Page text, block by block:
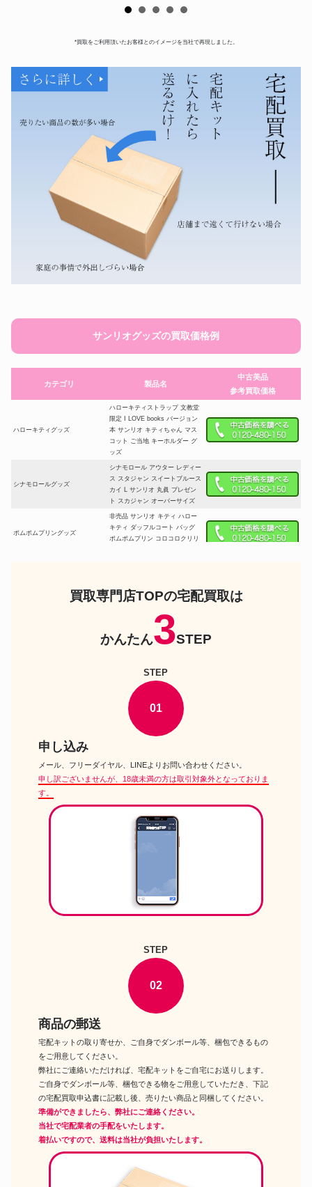
*買取をご利用頂いたお客様とのイメージを当社で再現しました。
サンリオグッズの買取価格例
カテゴリ 製品名
中古美品
参考買取価格
ハローキティグッズ
ハローキティストラップ 文教堂
限定 I LOVE books バージョン
本 サンリオ キティちゃん マス
コット ご当地 キーホルダー グ
ッズ
シナモロールグッズ
シナモロール アウター レディー
ス スタジャン スイートブルース
カイ L サンリオ 丸眞 プレゼン
ト スカジャン オーバーサイズ
ポムポムプリングッズ
非売品 サンリオ キティ ハロー
キティ ダッフルコート バッグ
ポムポムプリン コロコロクリリ
シュドールコレクション
A BATHING APE BAPE KAWS
SANRIO サンリオ SHARK
HOODIE シャークパーカー スウ
ェット MULTI クロミちゃん
kitty XL シナモンロール
ロノーム TM-60 リトルツインス
ターズ キキララ TM-60-STS
MINISO 限定 サンリオハンギョ
ドン表情シリーズ フィギュア 8
個入り アソートボックス
けろけろけろっぴグッズ
サンリオ けろけろけろっぴ 貯金
ぐでたまグッズ
たまごっち ぐでたまたまごっち
カバセット おすわりぐでたま
キキララグッズ
リーメント キキララ キラキラ
おかしファクトリー
ステンレス スチールラット 世界
を救う サンリオSF文庫 ハリイ
ハローキティのぬいぐるみ
キティ×チャッキー ぬいぐるみ
セット USJ 2018 ハロウィン 限
タグ付 マイメロディ マイメロ
40th ローズラビリンス ぬいぐる
TOPTOY 限定 SARIO サンリオ
クロミ マイメロ ポムポムプリン
レストランシリーズ6個入りアソ
ご当地グッズ
ぎ 兎 ラビットご当地キティ ボ
ールペン ハローキティ サンリオ
旧サンリオピューロランド商品
バッドばつ丸 ぬいぐるみ ピュー
ロランド限定 マスコット ドール
ボート 1999 サンリオ DE
サンリオの文房具
旧サンリオ ウメ屋雑貨店 豆本型
ッズ
買取専門店TOPの宅配買取は
かんたん3STEP
STEP
01
申し込み
メール、フリーダイヤル、LINEよりお問い合わせください。
申し訳ございませんが、18歳未満の方は取引対象外となっておりま
す。
STEP
02
商品の郵送
宅配キットの取り寄せか、ご自身でダンボール等、梱包できるもの
をご用意してください。
弊社にご連絡いただければ、宅配キットをご自宅にお送りします。
ご自身でダンボール等、梱包できる物をご用意していただき、下記
の宅配買取申込書に記載し後、売りたい商品と同梱してください。
準備ができましたら、弊社にご連絡ください。
当社で宅配業者の手配をいたします。
着払いですので、送料は当社が負担いたします。